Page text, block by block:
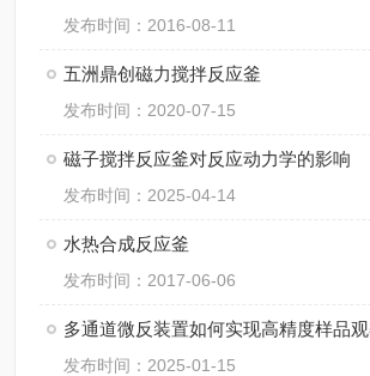
发布时间：2016-08-11
五洲鼎创磁力搅拌反应釜
发布时间：2020-07-15
磁子搅拌反应釜对反应动力学的影响
发布时间：2025-04-14
水热合成反应釜
发布时间：2017-06-06
多通道微反装置如何实现高精度样品观
发布时间：2025-01-15